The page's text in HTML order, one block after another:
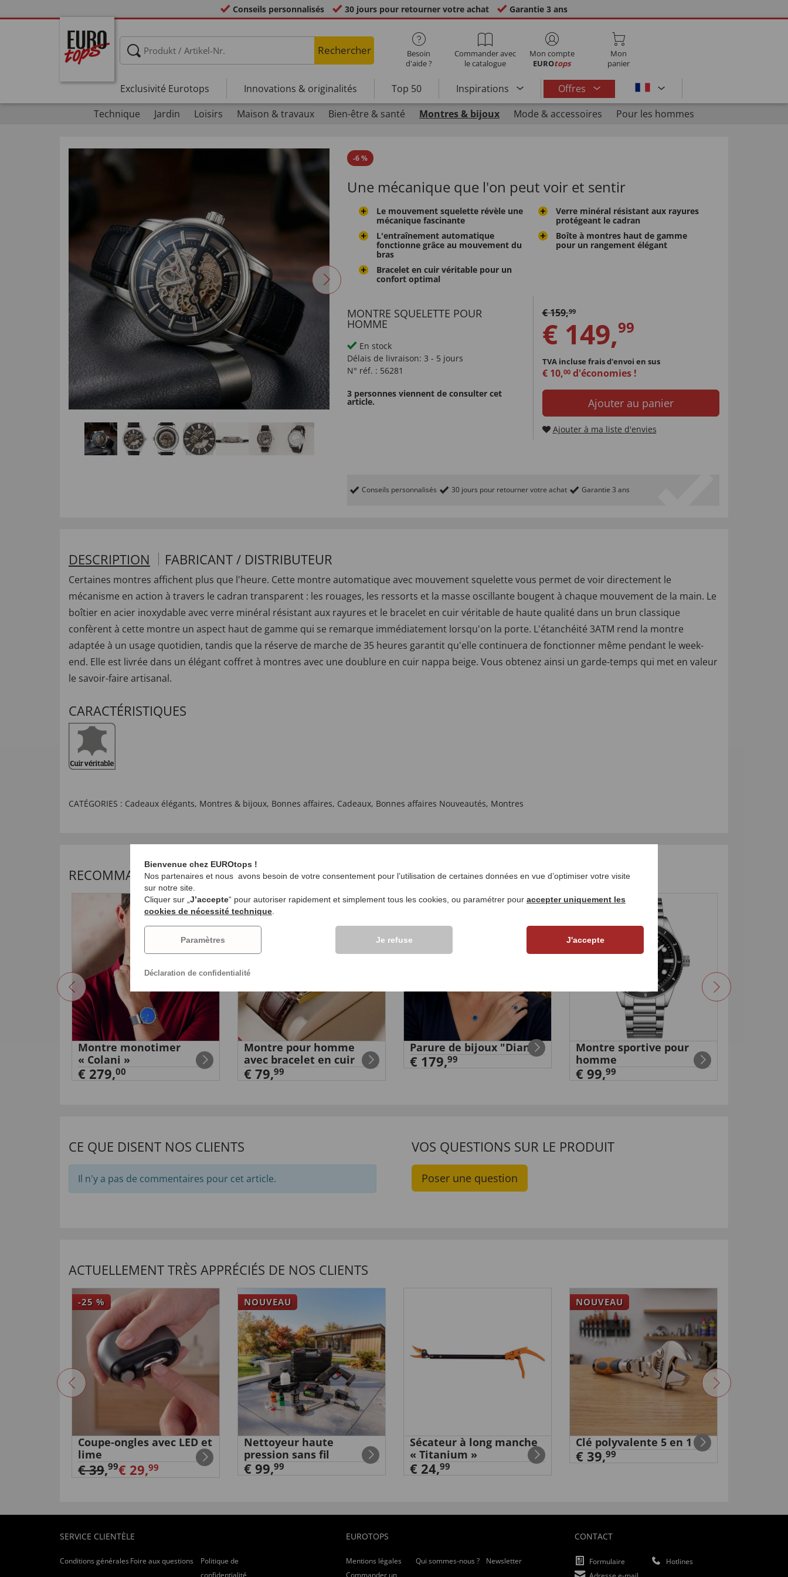
Conseils personnalisés 30 jours pour retourner votre achat Garantie 3 ans
Rechercher
Besoin
d'aide ?
Commander avec
le catalogue
Mon compte
EUROtops
Mon
panier
Exclusivité Eurotops Innovations & originalités Top 50 Inspirations
Offres
Technique
Jardin Loisirs Maison & travaux Bien-être & santé Montres & bijoux Mode & accessoires Pour les hommes
-6%
Une mécanique que l'on peut voir et sentir
Le mouvement squelette révèle une
mécanique fascinante
L'entraînement automatique
fonctionne grâce au mouvement du
bras
Bracelet en cuir véritable pour un
confort optimal
Verre minéral résistant aux rayures
protégeant le cadran
Boîte à montres haut de gamme
pour un rangement élégant
MONTRE SQUELETTE POUR
HOMME
En stock
Délais de livraison: 3 - 5 jours
N° réf. : 56281
3 personnes viennent de consulter cet
article.
€159,99
€ 149,99
TVA incluse frais d'envoi en sus
€ 10,00d'économies !
Ajouter au panier
Ajouter à ma liste d'envies
Conseils personnalisés 30 jours pour retourner votre achat Garantie 3 ans
DESCRIPTION FABRICANT / DISTRIBUTEUR
Certaines montres affichent plus que l'heure. Cette montre automatique avec mouvement squelette vous permet de voir directement le
mécanisme en action à travers le cadran transparent : les rouages, les ressorts et la masse oscillante bougent à chaque mouvement de la main. Le
boîtier en acier inoxydable avec verre minéral résistant aux rayures et le bracelet en cuir véritable de haute qualité dans un brun classique
confèrent à cette montre un aspect haut de gamme qui se remarque immédiatement lorsqu'on la porte. L'étanchéité 3ATM rend la montre
adaptée à un usage quotidien, tandis que la réserve de marche de 35 heures garantit qu'elle continuera de fonctionner même pendant le week-
end. Elle est livrée dans un élégant coffret à montres avec une doublure en cuir nappa beige. Vous obtenez ainsi un garde-temps qui met en valeur
le savoir-faire artisanal.
CARACTÉRISTIQUES
CATÉGORIES : Cadeaux élégants, Montres & bijoux, Bonnes affaires, Cadeaux, Bonnes affaires Nouveautés, Montres
RECOMMANDATIONS SÉLECTIONNÉES POUR VOUS
Montre monotimer
« Colani »
€ 279,00
NOUVEAU
Montre pour homme
avec bracelet en cuir
€ 79,99
Parure de bijoux "Diana"
€ 179,99
NOUVEAU
Montre sportive pour
homme
€ 99,99
CE QUE DISENT NOS CLIENTS
Il n'y a pas de commentaires pour cet article.
VOS QUESTIONS SUR LE PRODUIT
Poser une question
ACTUELLEMENT TRÈS APPRÉCIÉS DE NOS CLIENTS
-25 %
Coupe-ongles avec LED et
lime
€ 39,99€ 29,99
NOUVEAU
Nettoyeur haute
pression sans fil
€ 99,99
Sécateur à long manche
« Titanium »
€ 24,99
NOUVEAU
Clé polyvalente 5 en 1
€ 39,99
SERVICE CLIENTÈLE
Conditions générales Foire aux questions
Politique de
confidentialité
EUROTOPS
Mentions légales Qui sommes-nous ?
Newsletter
Commander un
CONTACT
Formulaire
Hotlines
Bienvenue chez EUROtops !
Nos partenaires et nous avons besoin de votre consentement pour l’utilisation de certaines données en vue d’optimiser votre visite
sur notre site.
Cliquer sur „ J’accepte“ pour autoriser rapidement et simplement tous les cookies, ou paramétrer pour accepter uniquement les
cookies de nécessité technique
Paramètres Je refuse J'accepte
Déclaration de confidentialité